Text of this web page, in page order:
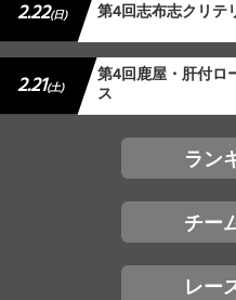
2.22(日) 第4回志布志クリテ
2.21(土) 第4回鹿屋・肝付ロ
ス
ラン
チー
レー